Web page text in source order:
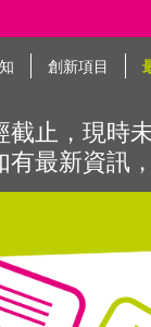
創新項目
截止，現時
有最新資訊